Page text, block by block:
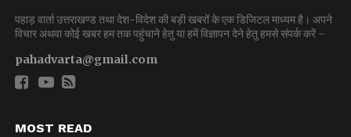
पहाड़ वार्ता उत्तराखण्ड तथा देश-विदेश की बड़ी खबरों के एक डिजिटल माध्यम है। अपने
विचार अथवा कोई खबर हम तक पहुंचाने हेतु या हमें विज्ञापन देने हेतु हमसे संपर्क करें -
pahadvarta@gmail.com
MOST READ